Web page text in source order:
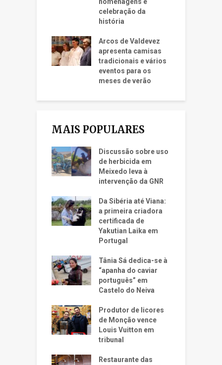
celebração da
história
Arcos de Valdevez
apresenta camisas
tradicionais e vários
eventos para os
meses de verão
MAIS POPULARES
Discussão sobre uso
de herbicida em
Meixedo leva à
intervenção da GNR
Da Sibéria até Viana:
a primeira criadora
certificada de
Yakutian Laika em
Portugal
Tânia Sá dedica-se à
“apanha do caviar
português” em
Castelo do Neiva
Produtor de licores
de Monção vence
Louis Vuitton em
tribunal
Restaurante das